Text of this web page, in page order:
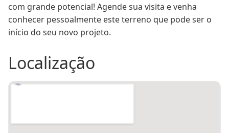
com grande potencial! Agende sua visita e venha
conhecer pessoalmente este terreno que pode ser o
início do seu novo projeto.
Localização